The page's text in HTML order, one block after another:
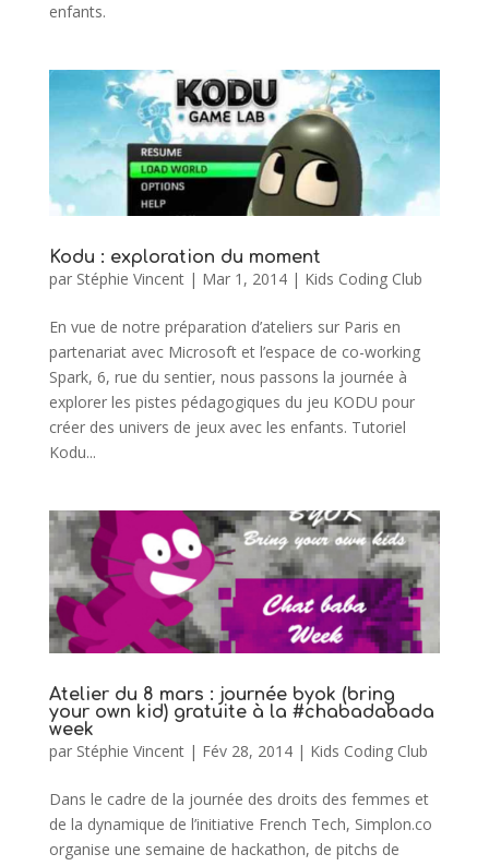
enfants.
Kodu : exploration du moment
par Stéphie Vincent| Mar 1, 2014| Kids Coding Club
En vue de notre préparation d’ateliers sur Paris en
partenariat avec Microsoft et l’espace de co-working
Spark, 6, rue du sentier, nous passons la journée à
explorer les pistes pédagogiques du jeu KODU pour
créer des univers de jeux avec les enfants. Tutoriel
Kodu...
Atelier du 8 mars : journée byok (bring
your own kid) gratuite à la #chabadabada
week
par Stéphie Vincent| Fév 28, 2014| Kids Coding Club
Dans le cadre de la journée des droits des femmes et
de la dynamique de l’initiative French Tech, Simplon.co
organise une semaine de hackathon, de pitchs de